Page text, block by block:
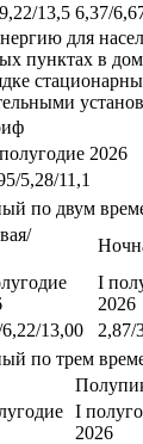
13,5 6,37/
для
пунктах в
2026
5,28/11,1
по двум
I
2026
13,00 2,87/
по трем
I
2026